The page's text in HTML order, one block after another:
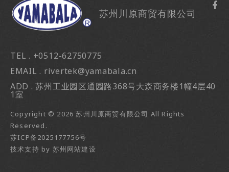
苏州川原商贸有限公司
TEL . +0512-62750775
EMAIL . rivertek@yamabala.cn
ADD . 苏州工业园区通园路368号大森商务楼1幢4层40
1室
Copyright © 2026 苏州川原商贸有限公司 All Rights
Reserved.
苏ICP备2025177756号
技术支持 by 苏州网站建设